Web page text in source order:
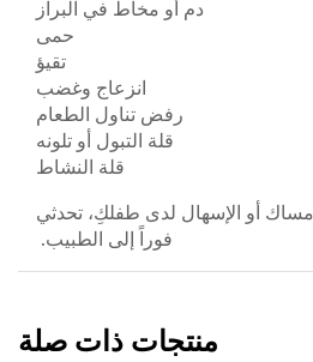
دم أو مخاط في البراز
حمى
تقيؤ
انزعاج وغضب
رفض تناول الطعام
قلة التبول أو تلونه
قلة النشاط
أو الإسهال لدى طفلكِ، تحدثي
فوراً إلى الطبيب.
منتجات ذات صلة